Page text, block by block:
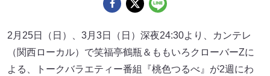
2月25日（日）、3月3日（日）深夜24:30より、カンテレ
（関西ローカル）で笑福亭鶴瓶＆ももいろクローバーZに
よる、トークバラエティー番組『桃色つるべ』が2週にわ